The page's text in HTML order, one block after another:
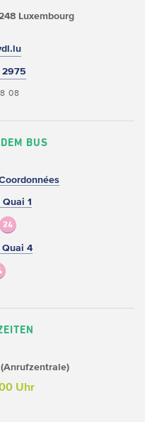
Luxembourg
08
BUS
Quai 1
24
Quai 4
Uhr